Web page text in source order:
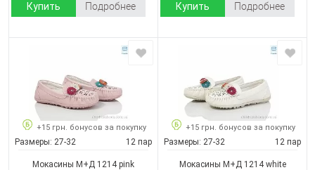
Купить Подробнее Купить Подробнее
+15 грн. бонусов за покупку
Размеры: 27-32 12 пар
Мокасины М+Д 1214 pink
+15 грн. бонусов за покупку
Размеры: 27-32 12 пар
Мокасины М+Д 1214 white